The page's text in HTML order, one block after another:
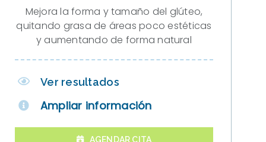
Mejora la forma y tamaño del glúteo,
quitando grasa de áreas poco estéticas
y aumentando de forma natural
Ver resultados
Ampliar información
AGENDAR CITA